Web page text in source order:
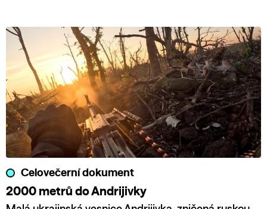
Celovečerní dokument
2000 metrů do Andrijivky